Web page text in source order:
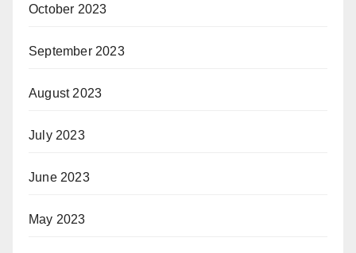
October 2023
September 2023
August 2023
July 2023
June 2023
May 2023